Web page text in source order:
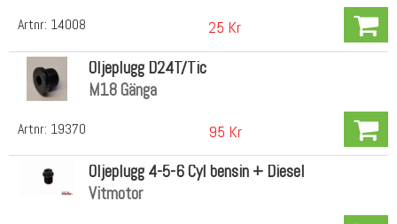
Artnr: 14008 25 Kr
Artnr: 19370
Oljeplugg D24T/Tic
M18 Gänga
95 Kr
Oljeplugg 4-5-6 Cyl bensin + Diesel
Vitmotor